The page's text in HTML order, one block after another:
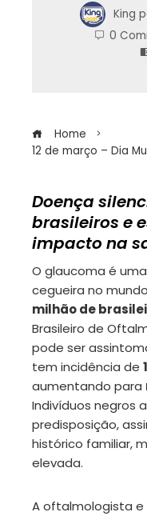
King
0
Home
12 de março – Dia
Doença
brasileiros e
impacto na
O glaucoma é
cegueira no
milhão de
Brasileiro de
pode ser
tem incidência de
aumentando para
Indivíduos negros
predisposição,
histórico familiar,
elevada.
A oftalmologista e